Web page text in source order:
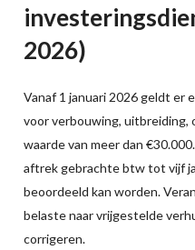
2026)
Vanaf 1 januari 2026 geldt er
voor verbouwing, uitbreiding,
waarde van meer dan
aftrek gebrachte btw tot vijf
beoordeeld kan worden.
belaste naar vrijgestelde
corrigeren.